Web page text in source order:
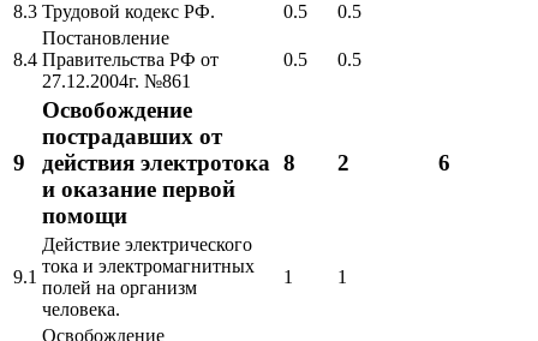
8.3 Трудовой кодекс РФ. 0.5 0.5
8.4
Постановление
Правительства РФ от
27.12.2004г. №861
0.5 0.5
9
Освобождение
пострадавших от
действия электротока
и оказание первой
помощи
8 2 6
9.1
Действие электрического
тока и электромагнитных
полей на организм
человека.
1 1
Освобождение